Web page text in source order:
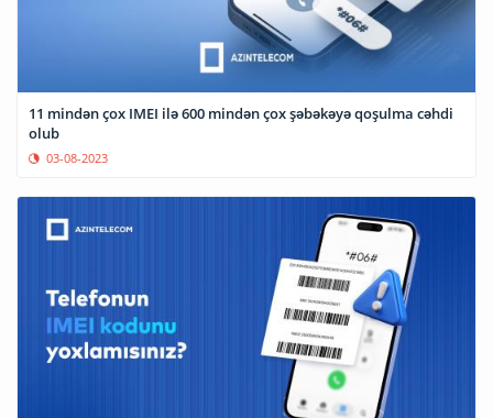
11 mindən çox IMEI ilə 600 mindən çox şəbəkəyə qoşulma cəhdi
olub
03-08-2023